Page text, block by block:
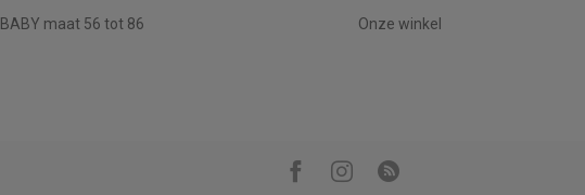
BABY maat 56 tot 86
Onze winkel